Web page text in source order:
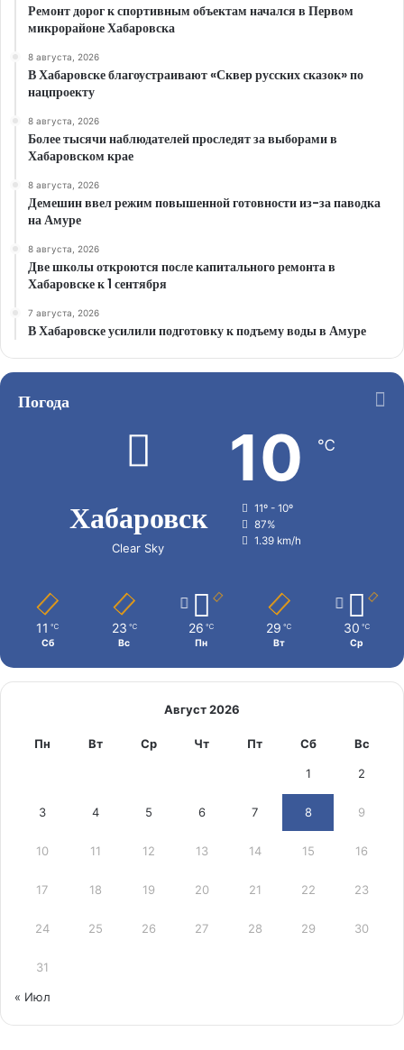
Ремонт дорог к спортивным объектам начался в Первом
микрорайоне Хабаровска
8 августа, 2026
В Хабаровске благоустраивают «Сквер русских сказок» по
нацпроекту
8 августа, 2026
Более тысячи наблюдателей проследят за выборами в
Хабаровском крае
8 августа, 2026
Демешин ввел режим повышенной готовности из-за паводка
на Амуре
8 августа, 2026
Две школы откроются после капитального ремонта в
Хабаровске к 1 сентября
7 августа, 2026
В Хабаровске усилили подготовку к подъему воды в Амуре
Погода
Хабаровск
Clear Sky
10 ℃
11º - 10º
87%
1.39 km/h
11 ℃
Сб
23 ℃
Вс
26 ℃
Пн
29 ℃
Вт
30 ℃
Ср
Август 2026
Пн Вт Ср Чт Пт Сб Вс
1 2
3 4 5 6 7 8 9
10 11 12 13 14 15 16
17 18 19 20 21 22 23
24 25 26 27 28 29 30
31
« Июл